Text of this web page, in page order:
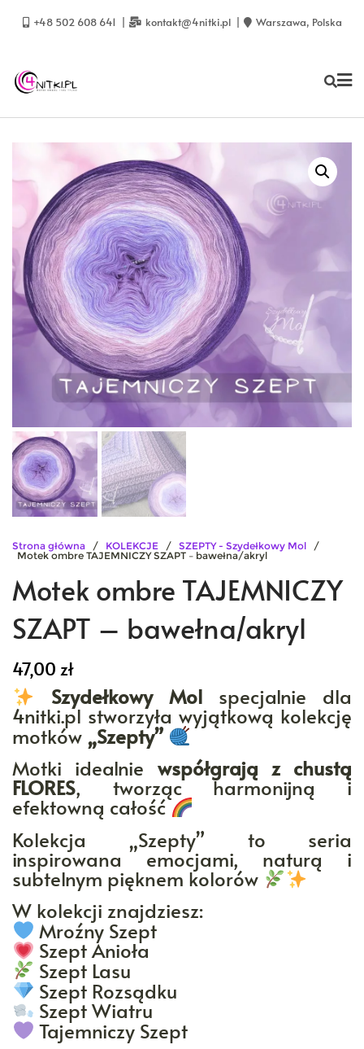
+48 502 608 641 kontakt@4nitki.pl Warszawa, Polska
Strona główna / KOLEKCJE / SZEPTY - Szydełkowy Mol /
Motek ombre TAJEMNICZY SZAPT – bawełna/akryl
Motek ombre TAJEMNICZY
SZAPT – bawełna/akryl
47,00 zł
Szydełkowy Molspecjalnie dla
4nitki.pl stworzyła wyjątkową kolekcję
motków „Szepty”
Motki idealnie współgrają z chustą
FLORES, tworząc harmonijną i
efektowną całość
Kolekcja „Szepty” to seria
inspirowana emocjami, naturą i
subtelnym pięknem kolorów
W kolekcji znajdziesz:
Mroźny Szept
Szept Anioła
Szept Lasu
Szept Rozsądku
Szept Wiatru
Tajemniczy Szept